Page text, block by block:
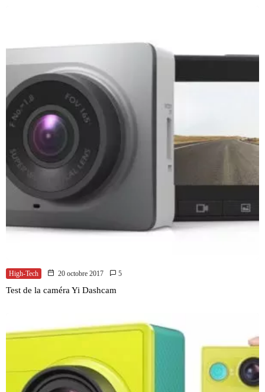
High-Tech 20 octobre 2017 5
Test de la caméra Yi Dashcam